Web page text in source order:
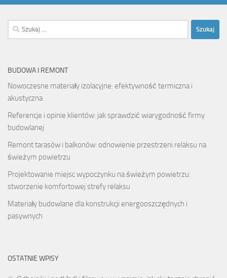
Szukaj:
BUDOWA I REMONT
Nowoczesne materiały izolacyjne: efektywność termiczna i
akustyczna
Referencje i opinie klientów: jak sprawdzić wiarygodność firmy
budowlanej
Remont tarasów i balkonów: odnowienie przestrzeni relaksu na
świeżym powietrzu
Projektowanie miejsc wypoczynku na świeżym powietrzu:
stworzenie komfortowej strefy relaksu
Materiały budowlane dla konstrukcji energooszczędnych i
pasywnych
OSTATNIE WPISY